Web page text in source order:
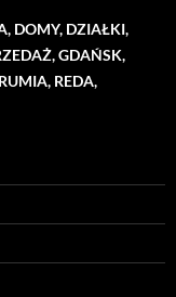
DOMY, DZIAŁKI,
GDAŃSK,
REDA,